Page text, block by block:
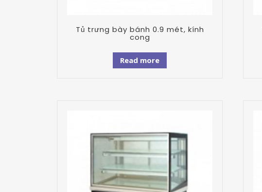
Tủ trưng bày bánh 0.9 mét, kính
cong
Read more